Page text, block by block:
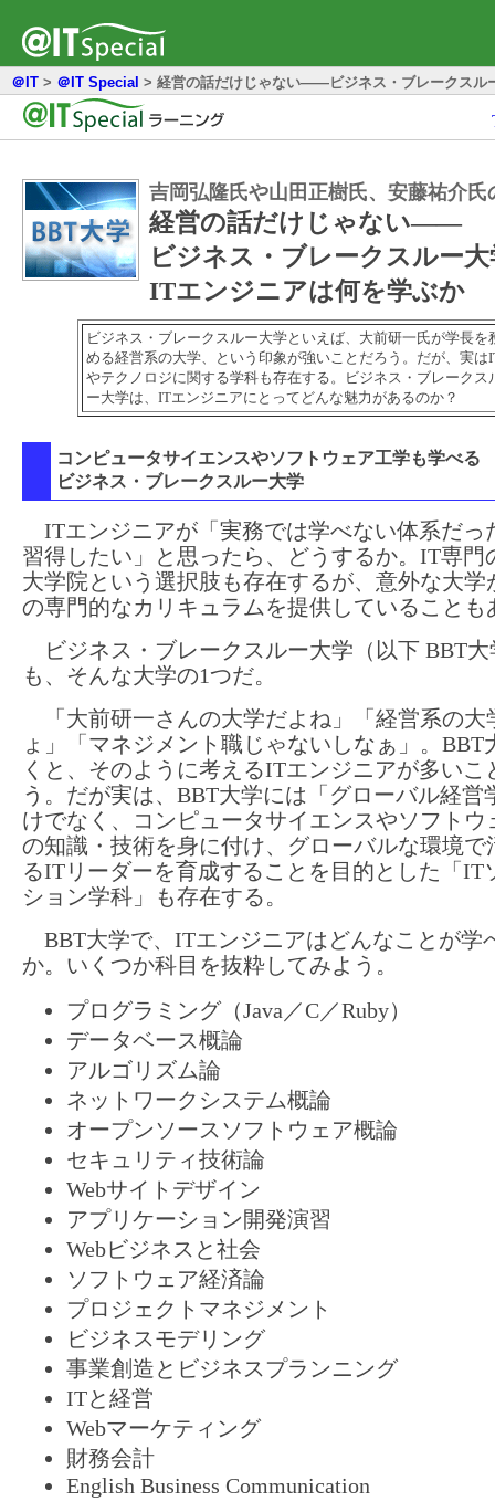
＠IT > ＠IT Special > 経営の話だけじゃない――ビジネス・ブレークスル
吉岡弘隆氏や山田正樹氏、安藤祐介氏
経営の話だけじゃない――
ビジネス・ブレークスルー
ITエンジニアは何を学ぶか
ビジネス・ブレークスルー大学といえば、大前研一氏が学長を
める経営系の大学、という印象が強いことだろう。だが、実は
やテクノロジに関する学科も存在する。ビジネス・ブレークス
ー大学は、ITエンジニアにとってどんな魅力があるのか？
コンピュータサイエンスやソフトウェア工学も学べる
ビジネス・ブレークスルー大学
ITエンジニアが「実務では学べない体系だっ
習得したい」と思ったら、どうするか。IT専門
大学院という選択肢も存在するが、意外な大学
の専門的なカリキュラムを提供していることも
ビジネス・ブレークスルー大学（以下 BBT大
も、そんな大学の1つだ。
「大前研一さんの大学だよね」「経営系の大
ょ」「マネジメント職じゃないしなぁ」。BBT
くと、そのように考えるITエンジニアが多いこ
う。だが実は、BBT大学には「グローバル経営
けでなく、コンピュータサイエンスやソフトウ
の知識・技術を身に付け、グローバルな環境で
るITリーダーを育成することを目的とした「IT
ション学科」も存在する。
BBT大学で、ITエンジニアはどんなことが学
か。いくつか科目を抜粋してみよう。
プログラミング（Java／C／Ruby）
データベース概論
アルゴリズム論
ネットワークシステム概論
オープンソースソフトウェア概論
セキュリティ技術論
Webサイトデザイン
アプリケーション開発演習
Webビジネスと社会
ソフトウェア経済論
プロジェクトマネジメント
ビジネスモデリング
事業創造とビジネスプランニング
ITと経営
Webマーケティング
財務会計
English Business Communication